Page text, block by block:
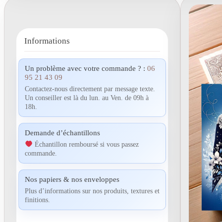
Informations
Un problème avec votre commande ? : 06
95 21 43 09
Contactez-nous directement par message texte.
Un conseiller est là du lun. au Ven. de 09h à
18h.
Demande d’échantillons
Échantillon remboursé si vous passez
commande.
Nos papiers & nos enveloppes
Plus d’informations sur nos produits, textures et
finitions.